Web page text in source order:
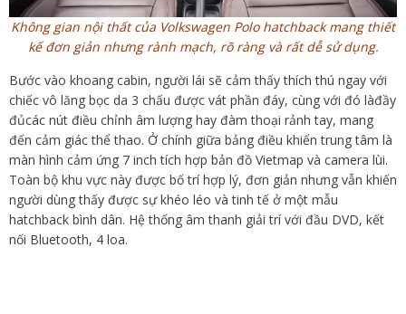
Không gian nội thất của Volkswagen Polo hatchback mang thiết
kế đơn giản nhưng rành mạch, rõ ràng và rất dễ sử dụng.
Bước vào khoang cabin, người lái sẽ cảm thấy thích thú ngay với
chiếc vô lăng bọc da 3 chấu được vát phần đáy, cùng với đó làđầy
đủcác nút điều chỉnh âm lượng hay đàm thoại rảnh tay, mang
đến cảm giác thể thao. Ở chính giữa bảng điều khiển trung tâm là
màn hình cảm ứng 7 inch tích hợp bản đồ Vietmap và camera lùi.
Toàn bộ khu vực này được bố trí hợp lý, đơn giản nhưng vẫn khiến
người dùng thấy được sự khéo léo và tinh tế ở một mẫu
hatchback bình dân. Hệ thống âm thanh giải trí với đầu DVD, kết
nối Bluetooth, 4 loa.